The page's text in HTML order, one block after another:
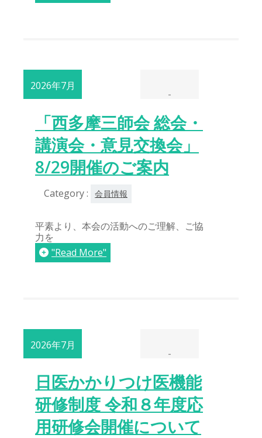
2026年7月
-
「西多摩三師会 総会・
講演会・意見交換会」
8/29開催のご案内
Category : 会員情報
平素より、本会の活動へのご理解、ご協
力を
"Read More"
2026年7月
-
日医かかりつけ医機能
研修制度 令和８年度応
用研修会開催について